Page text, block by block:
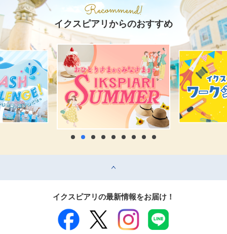
イクスピアリからのおすすめ
イクスピアリの最新情報をお届け！